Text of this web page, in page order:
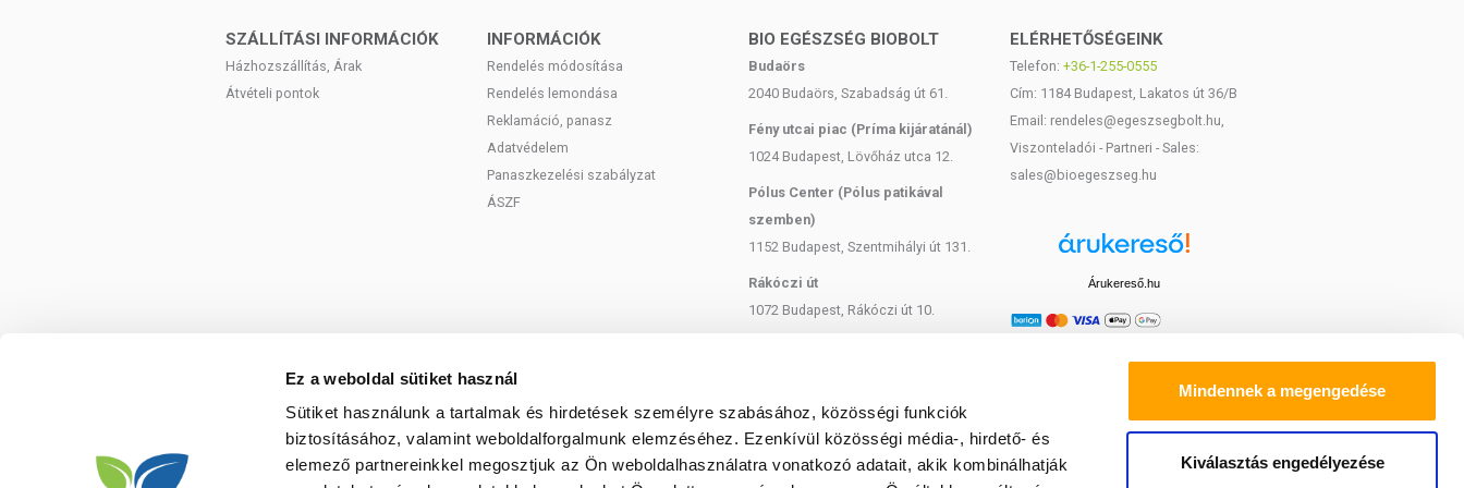
Ez a weboldal sütiket használ
Sütiket használunk a tartalmak és hirdetések személyre szabásához, közösségi funkciók
biztosításához, valamint weboldalforgalmunk elemzéséhez. Ezenkívül közösségi média-, hirdető- és
elemező partnereinkkel megosztjuk az Ön weboldalhasználatra vonatkozó adatait, akik kombinálhatják
Mindennek a megengedése
Kiválasztás engedélyezése
Szobahőmérsékleten, napfénytől védett helyen tárolandó.
SZÁLLÍTÁSI INFORMÁCIÓK
Házhozszállítás, Árak
Átvételi pontok
INFORMÁCIÓK
Rendelés módosítása
Rendelés lemondása
Reklamáció, panasz
Adatvédelem
Panaszkezelési szabályzat
ÁSZF
BIO EGÉSZSÉG BIOBOLT
Budaörs
2040 Budaörs, Szabadság út 61.
Fény utcai piac (Príma kijáratánál)
1024 Budapest, Lövőház utca 12.
Pólus Center (Pólus patikával
szemben)
1152 Budapest, Szentmihályi út 131.
Rákóczi út
1072 Budapest, Rákóczi út 10.
Bartók Béla
1114 Budapest, Bartók Béla út 71.
ELÉRHETŐSÉGEINK
Telefon: +36-1-255-0555
Cím: 1184 Budapest, Lakatos út 36/B
Email: rendeles@egeszsegbolt.hu,
Viszonteladói - Partneri - Sales:
sales@bioegeszseg.hu
Árukereső.hu